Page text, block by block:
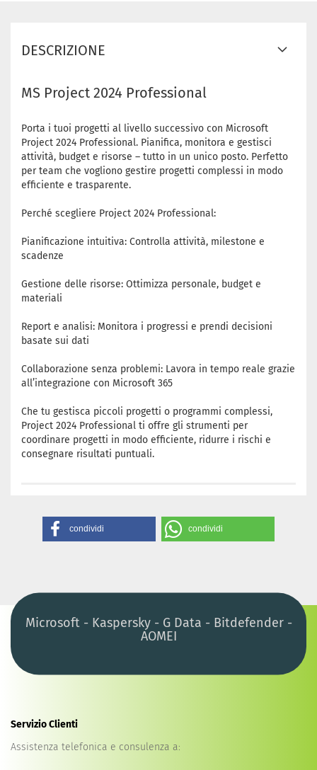
DESCRIZIONE
MS Project 2024 Professional
Porta i tuoi progetti al livello successivo con Microsoft
Project 2024 Professional. Pianifica, monitora e gestisci
attività, budget e risorse – tutto in un unico posto. Perfetto
per team che vogliono gestire progetti complessi in modo
efficiente e trasparente.
Perché scegliere Project 2024 Professional:
Pianificazione intuitiva: Controlla attività, milestone e
scadenze
Gestione delle risorse: Ottimizza personale, budget e
materiali
Report e analisi: Monitora i progressi e prendi decisioni
basate sui dati
Collaborazione senza problemi: Lavora in tempo reale grazie
all’integrazione con Microsoft 365
Che tu gestisca piccoli progetti o programmi complessi,
Project 2024 Professional ti offre gli strumenti per
coordinare progetti in modo efficiente, ridurre i rischi e
consegnare risultati puntuali.
condividi condividi
Microsoft - Kaspersky - G Data - Bitdefender -
AOMEI
Servizio Clienti
Assistenza telefonica e consulenza a: